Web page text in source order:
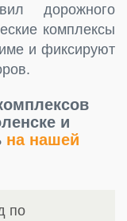
дорожного
комплексы
и фиксируют
и
на нашей
по